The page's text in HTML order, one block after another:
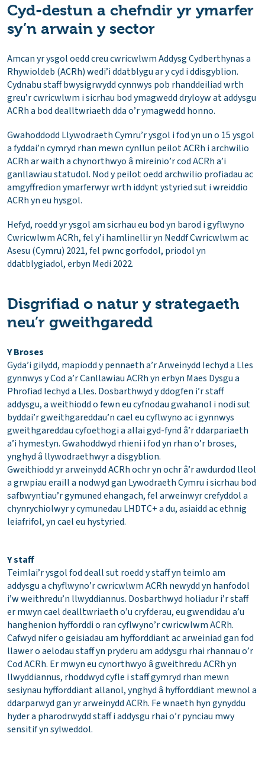
Cyd-destun a chefndir yr ymarfer
sy’n arwain y sector
Amcan yr ysgol oedd creu cwricwlwm Addysg Cydberthynas a
Rhywioldeb (ACRh) wedi’i ddatblygu ar y cyd i ddisgyblion.
Cydnabu staff bwysigrwydd cynnwys pob rhanddeiliad wrth
greu’r cwricwlwm i sicrhau bod ymagwedd dryloyw at addysgu
ACRh a bod dealltwriaeth dda o’r ymagwedd honno.
Gwahoddodd Llywodraeth Cymru’r ysgol i fod yn un o 15 ysgol
a fyddai’n cymryd rhan mewn cynllun peilot ACRh i archwilio
ACRh ar waith a chynorthwyo â mireinio’r cod ACRh a’i
ganllawiau statudol. Nod y peilot oedd archwilio profiadau ac
amgyffredion ymarferwyr wrth iddynt ystyried sut i wreiddio
ACRh yn eu hysgol.
Hefyd, roedd yr ysgol am sicrhau eu bod yn barod i gyflwyno
Cwricwlwm ACRh, fel y’i hamlinellir yn Neddf Cwricwlwm ac
Asesu (Cymru) 2021, fel pwnc gorfodol, priodol yn
ddatblygiadol, erbyn Medi 2022.
Disgrifiad o natur y strategaeth
neu’r gweithgaredd
Y Broses
Gyda’i gilydd, mapiodd y pennaeth a’r Arweinydd Iechyd a Lles
gynnwys y Cod a’r Canllawiau ACRh yn erbyn Maes Dysgu a
Phrofiad Iechyd a Lles. Dosbarthwyd y ddogfen i’r staff
addysgu, a weithiodd o fewn eu cyfnodau gwahanol i nodi sut
byddai’r gweithgareddau’n cael eu cyflwyno ac i gynnwys
gweithgareddau cyfoethogi a allai gyd-fynd â’r ddarpariaeth
a’i hymestyn. Gwahoddwyd rhieni i fod yn rhan o’r broses,
ynghyd â llywodraethwyr a disgyblion.
Gweithiodd yr arweinydd ACRh ochr yn ochr â’r awdurdod lleol
a grwpiau eraill a nodwyd gan Lywodraeth Cymru i sicrhau bod
safbwyntiau’r gymuned ehangach, fel arweinwyr crefyddol a
chynrychiolwyr y cymunedau LHDTC+ a du, asiaidd ac ethnig
leiafrifol, yn cael eu hystyried.
Y staff
Teimlai’r ysgol fod deall sut roedd y staff yn teimlo am
addysgu a chyflwyno’r cwricwlwm ACRh newydd yn hanfodol
i’w weithredu’n llwyddiannus. Dosbarthwyd holiadur i’r staff
er mwyn cael dealltwriaeth o’u cryfderau, eu gwendidau a’u
hanghenion hyfforddi o ran cyflwyno’r cwricwlwm ACRh.
Cafwyd nifer o geisiadau am hyfforddiant ac arweiniad gan fod
llawer o aelodau staff yn pryderu am addysgu rhai rhannau o’r
Cod ACRh. Er mwyn eu cynorthwyo â gweithredu ACRh yn
llwyddiannus, rhoddwyd cyfle i staff gymryd rhan mewn
sesiynau hyfforddiant allanol, ynghyd â hyfforddiant mewnol a
ddarparwyd gan yr arweinydd ACRh. Fe wnaeth hyn gynyddu
hyder a pharodrwydd staff i addysgu rhai o’r pynciau mwy
sensitif yn sylweddol.